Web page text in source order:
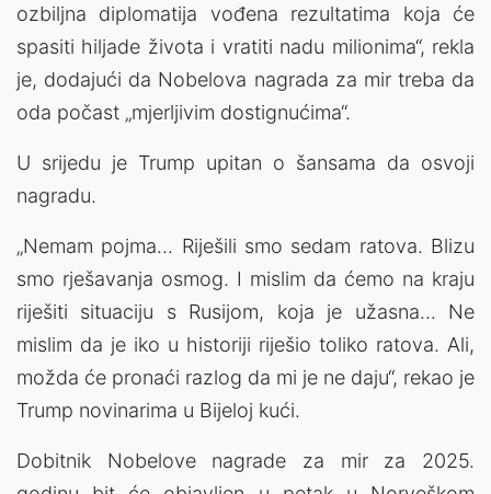
ozbiljna diplomatija vođena rezultatima koja će
spasiti hiljade života i vratiti nadu milionima“, rekla
je, dodajući da Nobelova nagrada za mir treba da
oda počast „mjerljivim dostignućima“.
U srijedu je Trump upitan o šansama da osvoji
nagradu.
„Nemam pojma... Riješili smo sedam ratova. Blizu
smo rješavanja osmog. I mislim da ćemo na kraju
riješiti situaciju s Rusijom, koja je užasna... Ne
mislim da je iko u historiji riješio toliko ratova. Ali,
možda će pronaći razlog da mi je ne daju“, rekao je
Trump novinarima u Bijeloj kući.
Dobitnik Nobelove nagrade za mir za 2025.